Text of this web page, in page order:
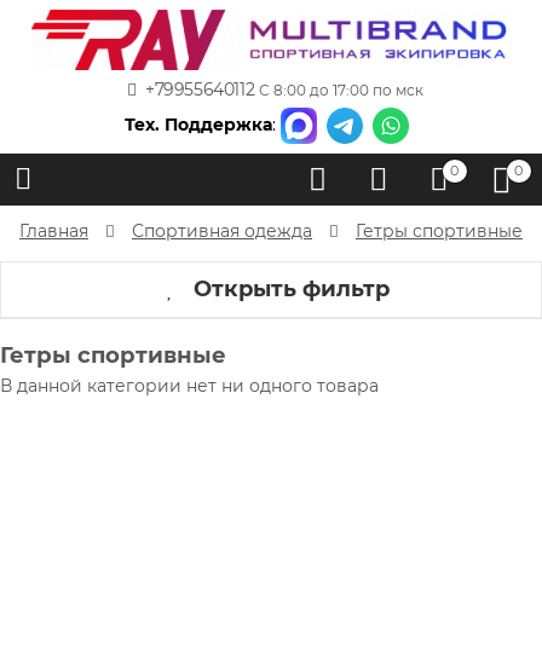
+79955640112 С 8:00 до 17:00 по мск
Тех. Поддержка:
0 0
Главная Спортивная одежда Гетры спортивные
Открыть фильтр
Гетры спортивные
В данной категории нет ни одного товара